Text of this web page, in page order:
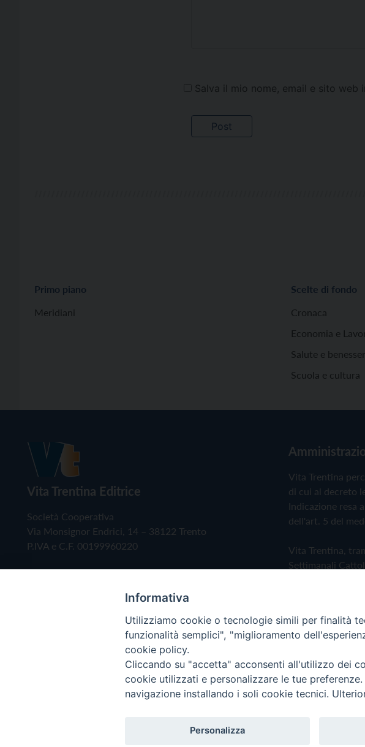
Salva il mio nome, email e sito web
Primo piano
Meridiani
Scelte di fondo
Cronaca
Economia e
Salute e
Scuola e cultura
Vita Trentina Editrice
Società Cooperativa
Via Monsignor Endrici, 14 – 38122 Trento
P.IVA e C.F. 00199960220
Vita Trentina
di cui al decreto
Indicazione resa
dell'art. 5 del
Vita Trentina,
Settimanali
Privacy Policy
Copyright © 2019 - Tutti i diritti riservati - Vita Trentina Editrice
Informativa
Utilizziamo cookie o tecnologie simili per finalità
funzionalità semplici", "miglioramento
cookie policy.
Cliccando su "accetta" acconsenti all'utilizzo dei
cookie utilizzati e personalizzare le tue
navigazione installando i soli cookie tecnici.
Personalizza